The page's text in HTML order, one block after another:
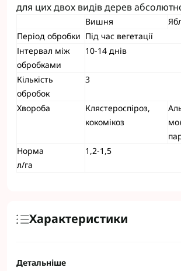
для цих двох видів дерев
Вишня
Період обробки Під час вегетації
Інтервал між
обробками
10-14 днів
Кількість
обробок
3
Хвороба
Клястероспіроз,
кокомікоз
Норма
л/га
1,2-1,5
Характеристики
Детальніше